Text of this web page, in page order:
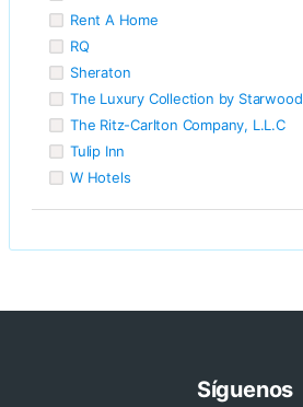
Rent A Home
RQ
Sheraton
The Luxury Collection by Starwood
The Ritz-Carlton Company, L.L.C
Tulip Inn
W Hotels
Síguenos